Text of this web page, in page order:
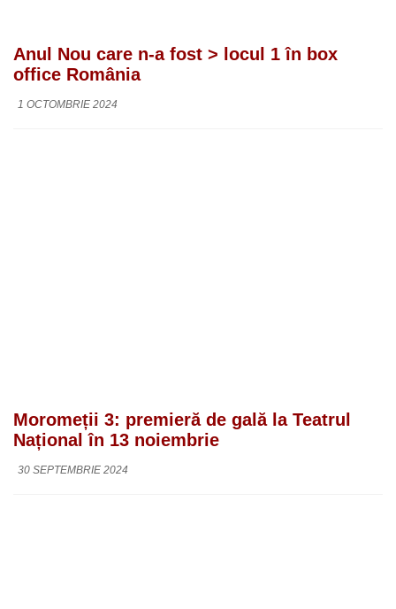
Anul Nou care n-a fost > locul 1 în box
office România
1 OCTOMBRIE 2024
Moromeții 3: premieră de gală la Teatrul
Național în 13 noiembrie
30 SEPTEMBRIE 2024